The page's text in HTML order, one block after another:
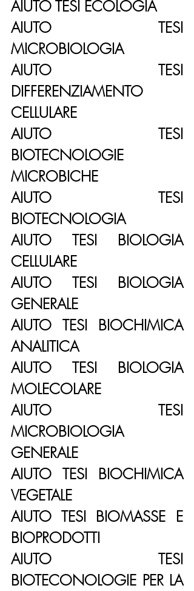
AIUTO TESI ECOLOGIA
AIUTO TESI
MICROBIOLOGIA
AIUTO TESI
DIFFERENZIAMENTO
CELLULARE
AIUTO TESI
BIOTECNOLOGIE
MICROBICHE
AIUTO TESI
BIOTECNOLOGIA
AIUTO TESI BIOLOGIA
CELLULARE
AIUTO TESI BIOLOGIA
GENERALE
AIUTO TESI BIOCHIMICA
ANALITICA
AIUTO TESI BIOLOGIA
MOLECOLARE
AIUTO TESI
MICROBIOLOGIA
GENERALE
AIUTO TESI BIOCHIMICA
VEGETALE
AIUTO TESI BIOMASSE E
BIOPRODOTTI
AIUTO TESI
BIOTECONOLOGIE PER LA